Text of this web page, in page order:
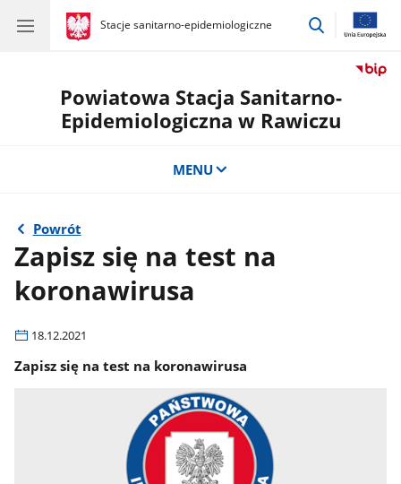
gov.pl
Stacje sanitarno-epidemiologiczne
gov.pl
Stacje
przejdź
Powiatowa Stacja Sanitarno-
Epidemiologiczna w Rawiczu
MENU
Powrót
Zapisz się na test na
koronawirusa
18.12.2021
Zapisz się na test na koronawirusa